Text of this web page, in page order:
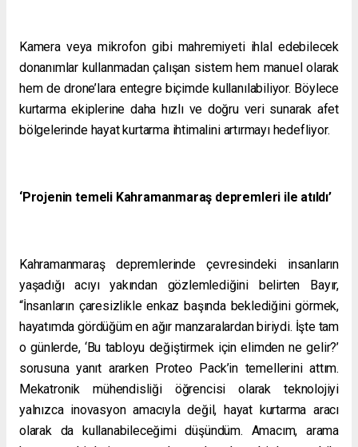
Kamera veya mikrofon gibi mahremiyeti ihlal edebilecek
donanımlar kullanmadan çalışan sistem hem manuel olarak
hem de drone’lara entegre biçimde kullanılabiliyor. Böylece
kurtarma ekiplerine daha hızlı ve doğru veri sunarak afet
bölgelerinde hayat kurtarma ihtimalini artırmayı hedefliyor.
‘Projenin temeli Kahramanmaraş depremleri ile atıldı’
Kahramanmaraş depremlerinde çevresindeki insanların
yaşadığı acıyı yakından gözlemlediğini belirten Bayır,
“İnsanların çaresizlikle enkaz başında beklediğini görmek,
hayatımda gördüğüm en ağır manzaralardan biriydi. İşte tam
o günlerde, ‘Bu tabloyu değiştirmek için elimden ne gelir?’
sorusuna yanıt ararken Proteo Pack’in temellerini attım.
Mekatronik mühendisliği öğrencisi olarak teknolojiyi
yalnızca inovasyon amacıyla değil, hayat kurtarma aracı
olarak da kullanabileceğimi düşündüm. Amacım, arama